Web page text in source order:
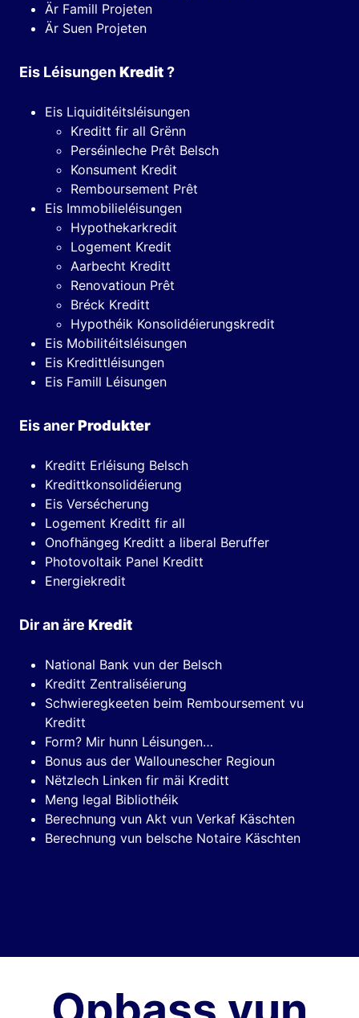
Är Famill Projeten
Är Suen Projeten
Eis LéisungenKredit?
Eis Liquiditéitsléisungen
Kreditt fir all Grënn
Perséinleche Prêt Belsch
Konsument Kredit
Remboursement Prêt
Eis Immobilieléisungen
Hypothekarkredit
Logement Kredit
Aarbecht Kreditt
Renovatioun Prêt
Bréck Kreditt
Hypothéik Konsolidéierungskredit
Eis Mobilitéitsléisungen
Eis Kredittléisungen
Eis Famill Léisungen
Eis anerProdukter
Kreditt Erléisung Belsch
Kredittkonsolidéierung
Eis Versécherung
Logement Kreditt fir all
Onofhängeg Kreditt a liberal Beruffer
Photovoltaik Panel Kreditt
Energiekredit
Dir an äre Kredit
National Bank vun der Belsch
Kreditt Zentraliséierung
Schwieregkeeten beim Remboursement vu
Kreditt
Form? Mir hunn Léisungen…
Bonus aus der Wallounescher Regioun
Nëtzlech Linken fir mäi Kreditt
Meng legal Bibliothéik
Berechnung vun Akt vun Verkaf Käschten
Berechnung vun belsche Notaire Käschten